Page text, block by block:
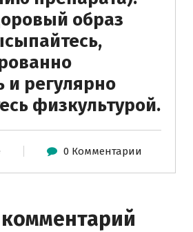
образ
и регулярно
физкультурой.
0 Комментарии